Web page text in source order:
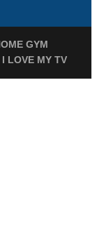
GYM
I LOVE MY TV